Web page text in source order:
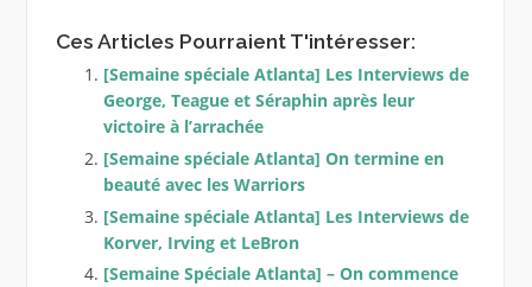
Ces Articles Pourraient T'intéresser:
[Semaine spéciale Atlanta] Les Interviews de
George, Teague et Séraphin après leur
victoire à l’arrachée
[Semaine spéciale Atlanta] On termine en
beauté avec les Warriors
[Semaine spéciale Atlanta] Les Interviews de
Korver, Irving et LeBron
[Semaine Spéciale Atlanta] – On commence